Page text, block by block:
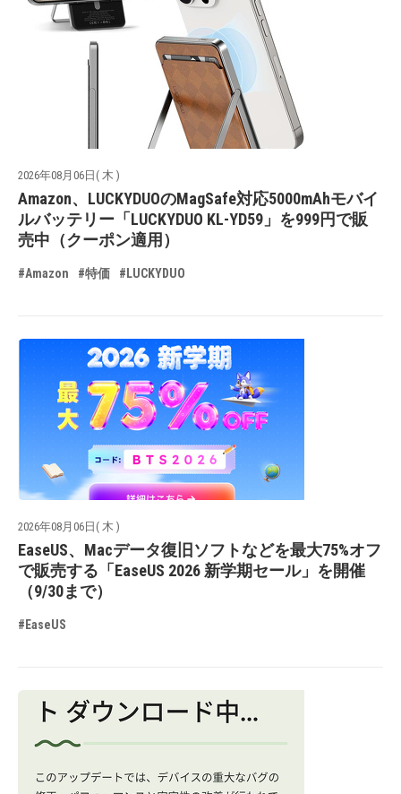
2026年08月06日( 木 )
Amazon、LUCKYDUOのMagSafe対応5000mAhモバイ
ルバッテリー「LUCKYDUO KL-YD59」を999円で販
売中（クーポン適用）
#Amazon #特価 #LUCKYDUO
2026年08月06日( 木 )
EaseUS、Macデータ復旧ソフトなどを最大75%オフ
で販売する「EaseUS 2026 新学期セール」を開催
（9/30まで）
#EaseUS